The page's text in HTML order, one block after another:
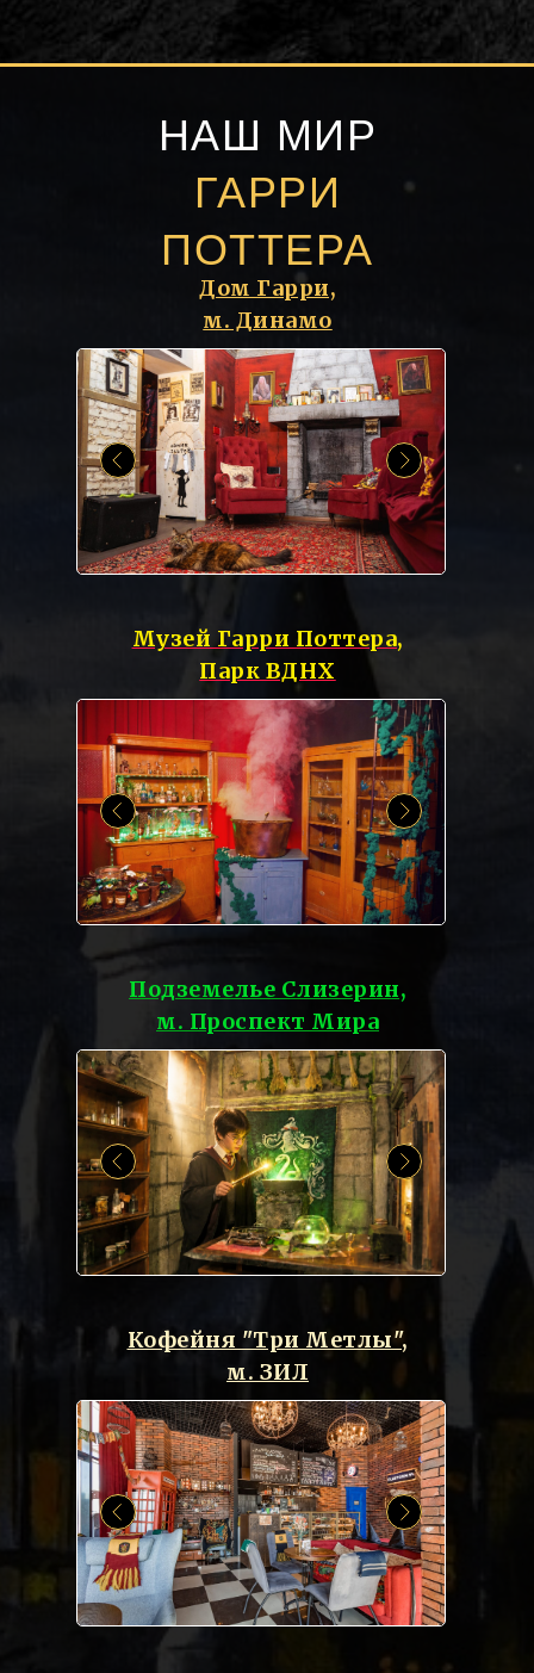
НАШ МИР
ГАРРИ
ПОТТЕРА
Дом Гарри,
м. Динамо
Музей Гарри Поттера,
Парк ВДНХ
Подземелье Слизерин,
м. Проспект Мира
Кофейня "Три Метлы",
м. ЗИЛ